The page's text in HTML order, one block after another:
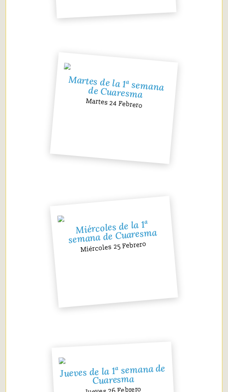
Martes de la 1ª semana
de Cuaresma
Martes 24 Febrero
Miércoles de la 1ª
semana de Cuaresma
Miércoles 25 Febrero
Jueves de la 1ª semana de
Cuaresma